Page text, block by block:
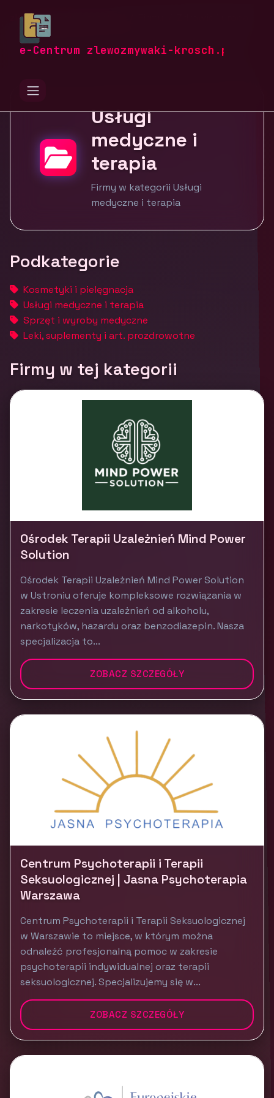
e-Centrum zlewozmywaki-krosch.pl
zlewozmywaki-krosch.pl
Usługi medyczne i terapia
Usługi
medyczne i
terapia
Firmy w kategorii Usługi
medyczne i terapia
Podkategorie
Kosmetyki i pielęgnacja
Usługi medyczne i terapia
Sprzęt i wyroby medyczne
Leki, suplementy i art. prozdrowotne
Firmy w tej kategorii
Ośrodek Terapii Uzależnień Mind Power
Solution
Ośrodek Terapii Uzależnień Mind Power Solution
w Ustroniu oferuje kompleksowe rozwiązania w
zakresie leczenia uzależnień od alkoholu,
narkotyków, hazardu oraz benzodiazepin. Nasza
specjalizacja to...
ZOBACZ SZCZEGÓŁY
Centrum Psychoterapii i Terapii
Seksuologicznej | Jasna Psychoterapia
Warszawa
Centrum Psychoterapii i Terapii Seksuologicznej
w Warszawie to miejsce, w którym można
odnaleźć profesjonalną pomoc w zakresie
psychoterapii indywidualnej oraz terapii
seksuologicznej. Specjalizujemy się w...
ZOBACZ SZCZEGÓŁY